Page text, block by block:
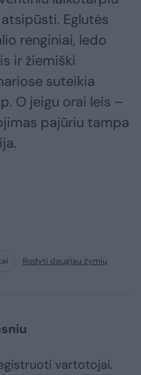
Eglutės
renginiai, ledo
ir žiemiški
suteikia
O jeigu orai leis –
pajūriu tampa
Rodyti daugiau žymių
vartotojai.